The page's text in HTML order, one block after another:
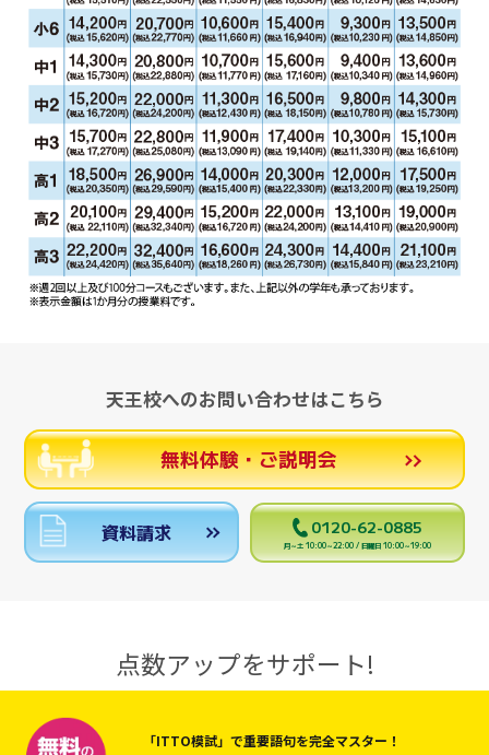
天王校へのお問い合わせはこちら
無料体験・ご説明会
資料請求 0120-62-0885
月～土 10:00～22:00 / 日曜日 10:00～19:00
点数アップをサポート!
「ITTO模試」で重要語句を完全マスター！